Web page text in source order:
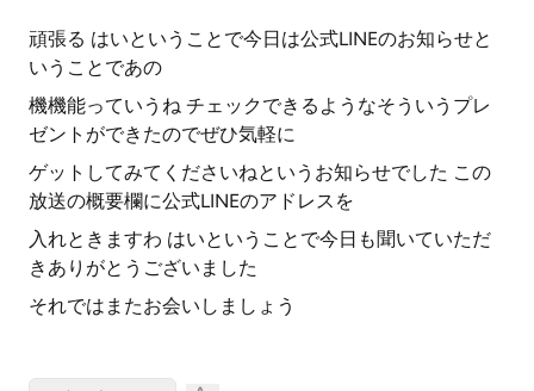
頑張る はいということで今日は公式LINEのお知らせと
いうことであの
機機能っていうね チェックできるようなそういうプレ
ゼントができたのでぜひ気軽に
ゲットしてみてくださいねというお知らせでした この
放送の概要欄に公式LINEのアドレスを
入れときますわ はいということで今日も聞いていただ
きありがとうございました
それではまたお会いしましょう